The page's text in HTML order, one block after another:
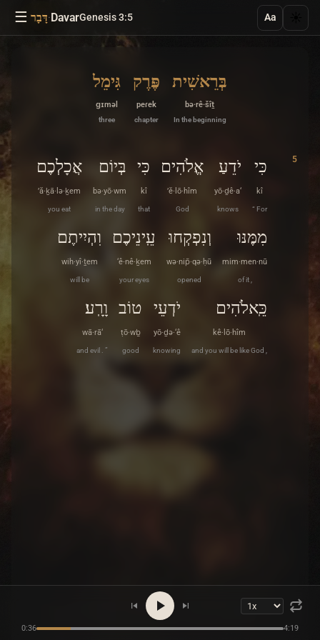
☰ דָּבָר·DavarGenesis 3:5 Aa
בְּרֵאשִׁית
bə·rê·šîṯ
In the beginning
פֶּרֶק
peɾek
chapter
גִּימֵל
ɡɪməl
three
5 כִּי
kî
“ For
יֹדֵעַ
yō·ḏê·a‘
knows
אֱלֹהִים
’ĕ·lō·hîm
God
כִּי
kî
that
בְּיוֹם
bə·yō·wm
in the day
אֲכָלְכֶם
’ă·ḵā·lə·ḵem
you eat
מִמֶּנּוּ
mim·men·nū
of it ,
וְנִפְקְחוּ
wə·nip̄·qə·ḥū
opened
עֵֽינֵיכֶם
‘ê·nê·ḵem
your eyes
וִהְיִיתֶם
wih·yî·ṯem
will be
כֵּֽאלֹהִים
kê·lō·hîm
and you will be like God ,
יֹדְעֵי
yō·ḏə·‘ê
knowing
טוֹב
ṭō·wḇ
good
וָרָֽע׃
wā·rā‘
and evil . ”
0:36 4:19